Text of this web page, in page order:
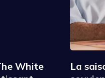
White
La